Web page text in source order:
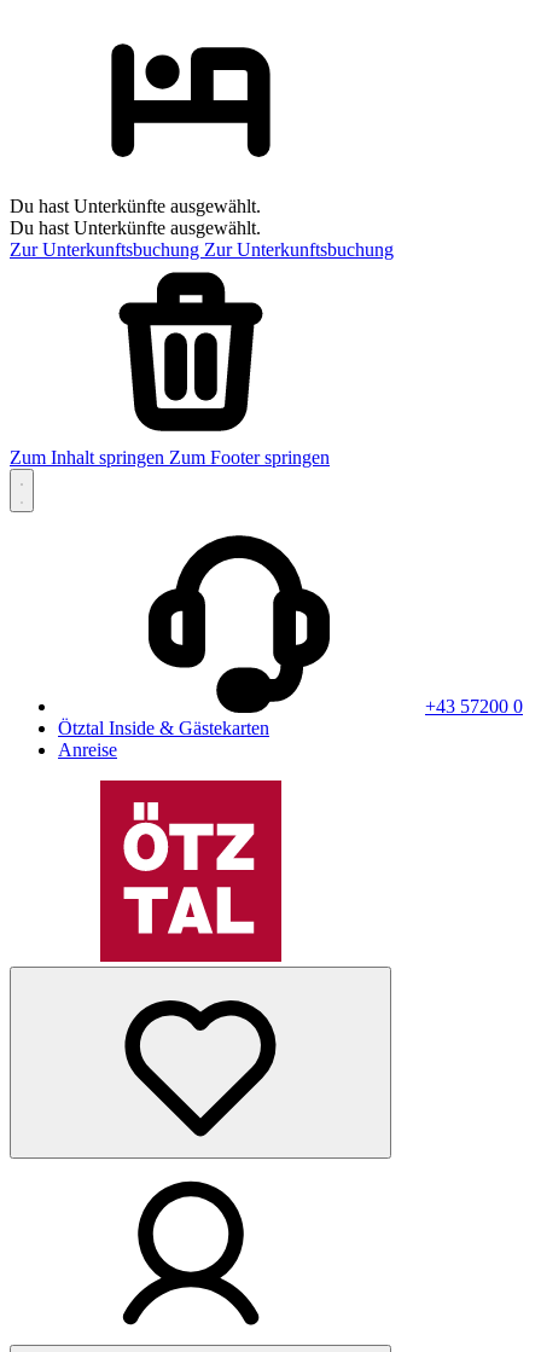
Du hast Unterkünfte ausgewählt.
Du hast Unterkünfte ausgewählt.
Zur Unterkunftsbuchung Zur Unterkunftsbuchung
Zum Inhalt springen Zum Footer springen
+43 57200 0
Ötztal Inside & Gästekarten
Anreise